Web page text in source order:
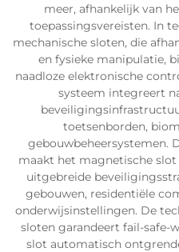
meer, afhankelijk van
toepassingsvereisten. In
mechanische sloten, die
en fysieke manipulatie,
naadloze elektronische
systeem integreert
toetsenborden,
gebouwbeheersystemen.
maakt het magnetische slot
uitgebreide
gebouwen, residentiële
onderwijsinstellingen. De
sloten garandeert fail-safe-
slot automatisch